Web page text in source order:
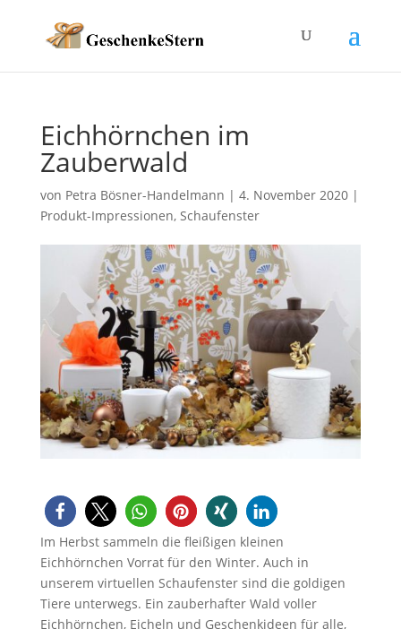
Eichhörnchen im
Zauberwald
von Petra Bösner-Handelmann | 4. November 2020|
Produkt-Impressionen, Schaufenster
Im Herbst sammeln die fleißigen kleinen
Eichhörnchen Vorrat für den Winter. Auch in
unserem virtuellen Schaufenster sind die goldigen
Tiere unterwegs. Ein zauberhafter Wald voller
Eichhörnchen, Eicheln und Geschenkideen für alle,